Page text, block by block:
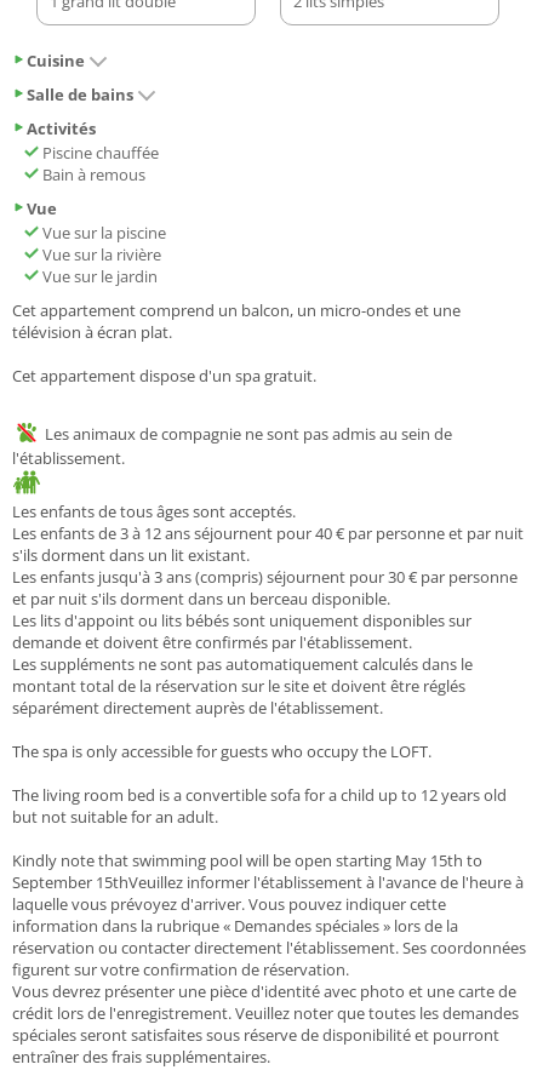
Cuisine
Salle de bains
Activités
Piscine chauffée
Bain à remous
Vue
Vue sur la piscine
Vue sur la rivière
Vue sur le jardin
Cet appartement comprend un balcon, un micro-ondes et une
télévision à écran plat.
Cet appartement dispose d'un spa gratuit.
Les animaux de compagnie ne sont pas admis au sein de
l'établissement.
Les enfants de tous âges sont acceptés.
Les enfants de 3 à 12 ans séjournent pour 40 € par personne et par nuit
s'ils dorment dans un lit existant.
Les enfants jusqu'à 3 ans (compris) séjournent pour 30 € par personne
et par nuit s'ils dorment dans un berceau disponible.
Les lits d'appoint ou lits bébés sont uniquement disponibles sur
demande et doivent être confirmés par l'établissement.
Les suppléments ne sont pas automatiquement calculés dans le
montant total de la réservation sur le site et doivent être réglés
séparément directement auprès de l'établissement.
The spa is only accessible for guests who occupy the LOFT.
The living room bed is a convertible sofa for a child up to 12 years old
but not suitable for an adult.
Kindly note that swimming pool will be open starting May 15th to
September 15thVeuillez informer l'établissement à l'avance de l'heure à
laquelle vous prévoyez d'arriver. Vous pouvez indiquer cette
information dans la rubrique « Demandes spéciales » lors de la
réservation ou contacter directement l'établissement. Ses coordonnées
figurent sur votre confirmation de réservation.
Vous devrez présenter une pièce d'identité avec photo et une carte de
crédit lors de l'enregistrement. Veuillez noter que toutes les demandes
spéciales seront satisfaites sous réserve de disponibilité et pourront
entraîner des frais supplémentaires.